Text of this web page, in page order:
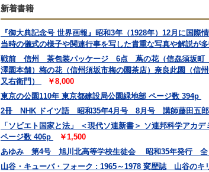
新着書籍
『御大典記念号 世界画報』昭和3年（1928年）12月に国
当時の儀式の様子や関連行事を写した貴重な写真や解説が多
戦前 信州 茶包装パッケージ 6点 蔦の花（信劦須坂町
澤園本舗）梅の花（信州須坂市梅の園茶店）奈良此園（
又右衛門）
￥8,000
東京の公園110年 東京都建設局公園緑地部 ページ数 394p
2冊 NHK ドイツ語 昭和35年4月号 8月号 講師藤田五郎
「ソビエト国家と法」 ＜現代ソ連新書＞ ソ連邦科学アカ
ページ数 406p
￥1,500
あゆみ 第4号 旭川北高等学校生徒会 昭和35年発行 全
山谷・キューバ・フォーク : 1965～1978 変歴誌 山谷の